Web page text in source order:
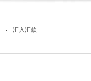
汇入汇款